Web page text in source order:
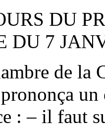
DU
DU 7
de la
: – il faut